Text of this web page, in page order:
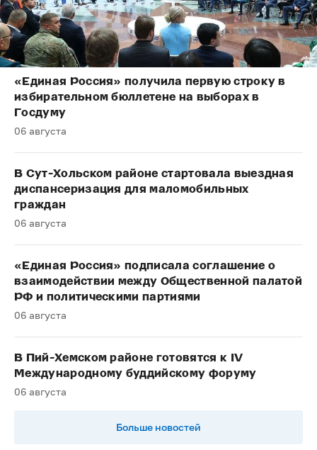
«Единая Россия» получила первую строку в
избирательном бюллетене на выборах в
Госдуму
06 августа
В Сут-Хольском районе стартовала выездная
диспансеризация для маломобильных
граждан
06 августа
«Единая Россия» подписала соглашение о
взаимодействии между Общественной палатой
РФ и политическими партиями
06 августа
В Пий-Хемском районе готовятся к IV
Международному буддийскому форуму
06 августа
Больше новостей